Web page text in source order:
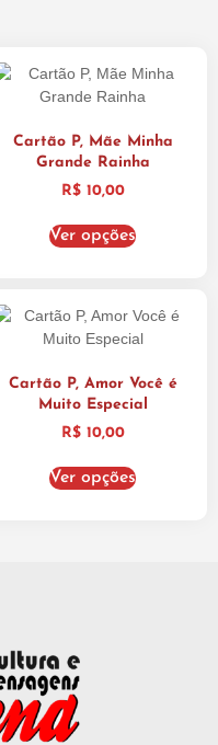
Cartão P, Mãe Minha
Grande Rainha
R$10,00
Ver opções
Cartão P, Amor Você é
Muito Especial
R$10,00
Ver opções